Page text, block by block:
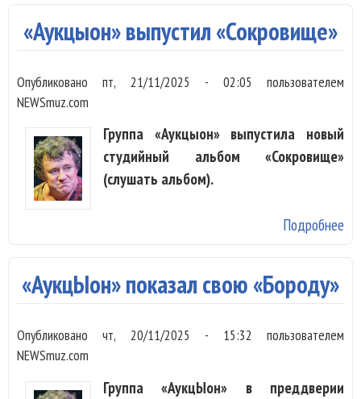
«Аукцыон» выпустил «Сокровище»
Опубликованопт, 21/11/2025 - 02:05 пользователем
NEWSmuz.com
Группа «Аукцыон» выпустила новый
студийный альбом «Сокровище»
(слушать альбом).
Подробнее
«АукцЫон» показал свою «Бороду»
Опубликованочт, 20/11/2025 - 15:32 пользователем
NEWSmuz.com
Группа «АукцЫон» в преддверии